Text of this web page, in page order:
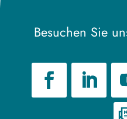
Besuchen Sie